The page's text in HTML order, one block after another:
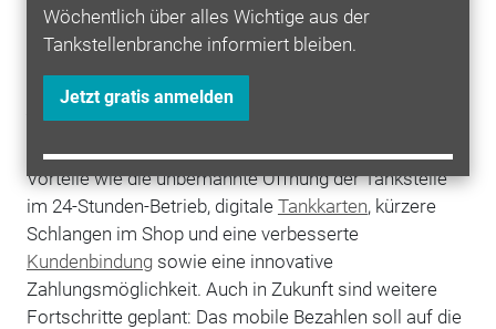
Wöchentlich über alles Wichtige aus der
Tankstellenbranche informiert bleiben.
Jetzt gratis anmelden
das Unternehmen mit seiner Connected Fueling
Plattform als erster Anbieter in Deutschland auch In-
Car-Payment beimTankenvia
AndroidAuto.
Nach eigenen Angaben bietet PACE seinen Kunden
Vorteile wie die unbemannte Öffnung der Tankstelle
im 24-Stunden-Betrieb, digitale Tankkarten, kürzere
Schlangen im Shop und eine verbesserte
Kundenbindungsowie eine innovative
Zahlungsmöglichkeit. Auch in Zukunft sind weitere
Fortschritte geplant: Das mobile Bezahlen soll auf die